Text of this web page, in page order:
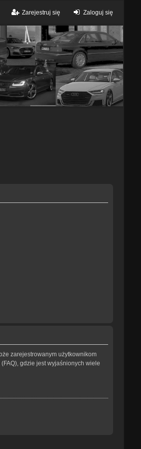
Zaloguj się
Zarejestruj się
zarejestrowanym użytkownikom
gdzie jest wyjaśnionych wiele